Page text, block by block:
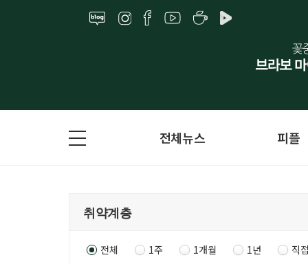
전체뉴스 피플
전체 1주 1개월 1년 직